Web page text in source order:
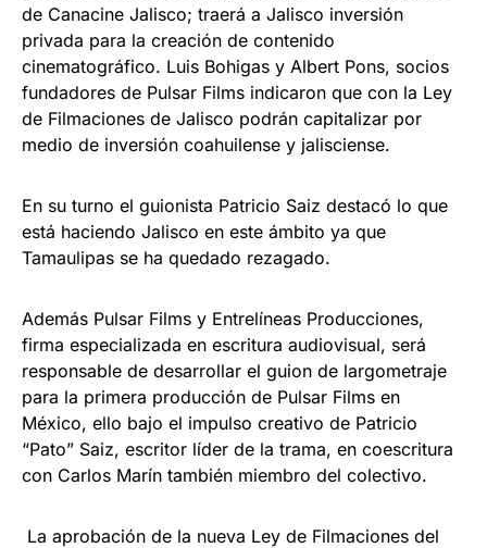
de Canacine Jalisco; traerá a Jalisco inversión
privada para la creación de contenido
cinematográfico. Luis Bohigas y Albert Pons, socios
fundadores de Pulsar Films indicaron que con la Ley
de Filmaciones de Jalisco podrán capitalizar por
medio de inversión coahuilense y jalisciense.
En su turno el guionista Patricio Saiz destacó lo que
está haciendo Jalisco en este ámbito ya que
Tamaulipas se ha quedado rezagado.
Además Pulsar Films y Entrelíneas Producciones,
firma especializada en escritura audiovisual, será
responsable de desarrollar el guion de largometraje
para la primera producción de Pulsar Films en
México, ello bajo el impulso creativo de Patricio
“Pato” Saiz, escritor líder de la trama, en coescritura
con Carlos Marín también miembro del colectivo.
La aprobación de la nueva Ley de Filmaciones del